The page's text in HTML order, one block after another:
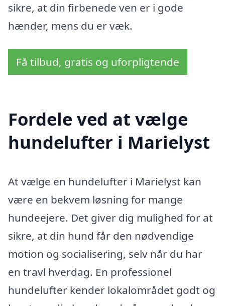
sikre, at din firbenede ven er i gode
hænder, mens du er væk.
Få tilbud, gratis og uforpligtende
Fordele ved at vælge
hundelufter i Marielyst
At vælge en hundelufter i Marielyst kan
være en bekvem løsning for mange
hundeejere. Det giver dig mulighed for at
sikre, at din hund får den nødvendige
motion og socialisering, selv når du har
en travl hverdag. En professionel
hundelufter kender lokalområdet godt og